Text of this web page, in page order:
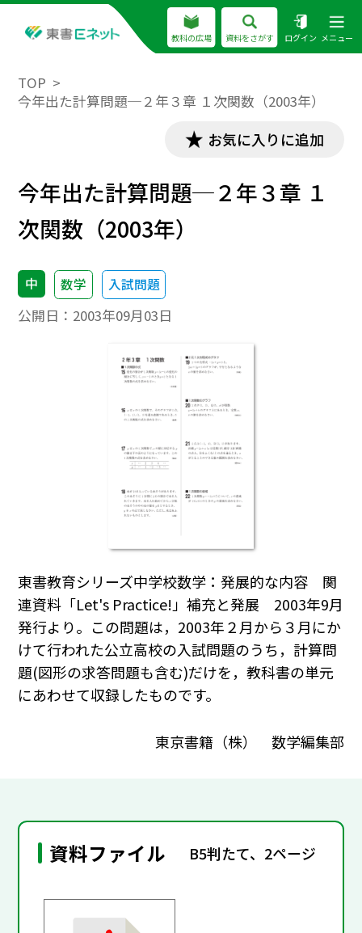
教科の広場 資料をさがす ログイン メニュー
TOP
今年出た計算問題─２年３章 １次関数（2003年）
お気に入りに追加
今年出た計算問題─２年３章 １
次関数（2003年）
中 数学 入試問題
公開日： 2003年09月03日
東書教育シリーズ中学校数学：発展的な内容 関
連資料「Let's Practice!」補充と発展 2003年9月
発行より。この問題は，2003年２月から３月にか
けて行われた公立高校の入試問題のうち，計算問
題(図形の求答問題も含む)だけを，教科書の単元
にあわせて収録したものです。
東京書籍（株） 数学編集部
資料ファイル B5判たて、2ページ